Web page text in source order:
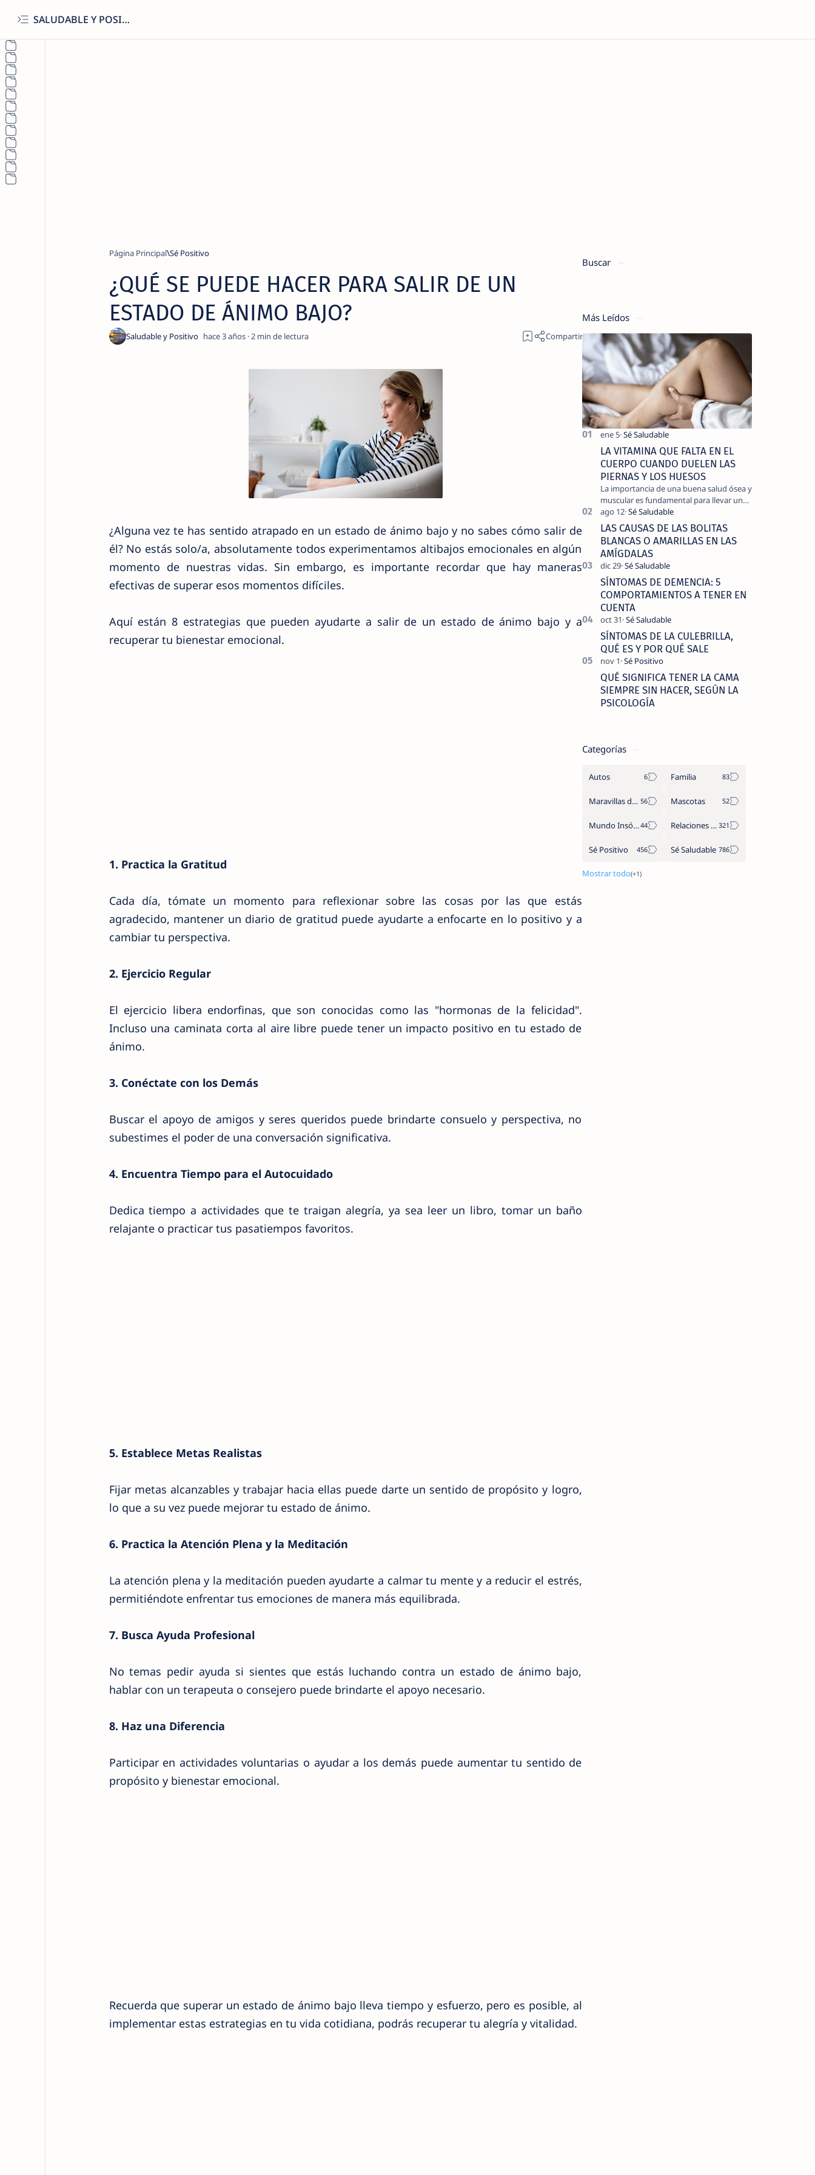
SALUDABLE Y POSITIVO
Página Principal Sé Positivo
¿QUÉ SE PUEDE HACER PARA SALIR DE UN
ESTADO DE ÁNIMO BAJO?
hace 3 años 2
¿Alguna vez te has sentido atrapado en un estado de ánimo bajo y no sabes cómo salir de
él? No estás solo/a, absolutamente todos experimentamos altibajos emocionales en algún
momento de nuestras vidas. Sin embargo, es importante recordar que hay maneras
efectivas de superar esos momentos difíciles.
Aquí están 8 estrategias que pueden ayudarte a salir de un estado de ánimo bajo y a
recuperar tu bienestar emocional.
1. Practica la Gratitud
Cada día, tómate un momento para reflexionar sobre las cosas por las que estás
agradecido, mantener un diario de gratitud puede ayudarte a enfocarte en lo positivo y a
cambiar tu perspectiva.
2. Ejercicio Regular
El ejercicio libera endorfinas, que son conocidas como las "hormonas de la felicidad".
Incluso una caminata corta al aire libre puede tener un impacto positivo en tu estado de
ánimo.
3. Conéctate con los Demás
Buscar el apoyo de amigos y seres queridos puede brindarte consuelo y perspectiva, no
subestimes el poder de una conversación significativa.
4. Encuentra Tiempo para el Autocuidado
Dedica tiempo a actividades que te traigan alegría, ya sea leer un libro, tomar un baño
relajante o practicar tus pasatiempos favoritos.
5. Establece Metas Realistas
Fijar metas alcanzables y trabajar hacia ellas puede darte un sentido de propósito y logro,
lo que a su vez puede mejorar tu estado de ánimo.
6. Practica la Atención Plena y la Meditación
La atención plena y la meditación pueden ayudarte a calmar tu mente y a reducir el estrés,
permitiéndote enfrentar tus emociones de manera más equilibrada.
7. Busca Ayuda Profesional
No temas pedir ayuda si sientes que estás luchando contra un estado de ánimo bajo,
hablar con un terapeuta o consejero puede brindarte el apoyo necesario.
8. Haz una Diferencia
Participar en actividades voluntarias o ayudar a los demás puede aumentar tu sentido de
propósito y bienestar emocional.
Recuerda que superar un estado de ánimo bajo lleva tiempo y esfuerzo, pero es posible, al
implementar estas estrategias en tu vida cotidiana, podrás recuperar tu alegría y vitalidad.
Buscar
Más Leídos
LA VITAMINA QUE FALTA EN EL
CUERPO CUANDO DUELEN LAS
PIERNAS Y LOS HUESOS
La importancia de una buena salud ósea y
muscular es fundamental para llevar una
vida activa y sin dolor, cuando
experimentamos dolor en las piernas …
LAS CAUSAS DE LAS BOLITAS
BLANCAS O AMARILLAS EN LAS
AMÍGDALAS
SÍNTOMAS DE DEMENCIA: 5
COMPORTAMIENTOS A TENER EN
CUENTA
SÍNTOMAS DE LA CULEBRILLA,
QUÉ ES Y POR QUÉ SALE
QUÉ SIGNIFICA TENER LA CAMA
SIEMPRE SIN HACER, SEGÚN LA
PSICOLOGÍA
Categorías
Autos Familia
Maravillas del Mundo Mascotas
Mundo Insólito Relaciones de Parejas
Sé Positivo Sé Saludable